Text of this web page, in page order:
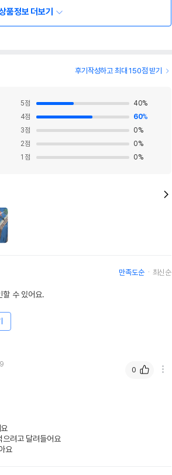
품정보 더보기
후기작성하고 최대 150점 받기
5점 40%
4점 60%
3점 0%
2점 0%
1 점 0%
만족도순 최신순
할 수 있어요.
으려고 달려들어요
요
0